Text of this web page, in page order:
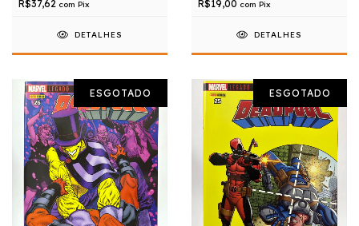
R$37,62 com Pix
DETALHES
R$19,00 com Pix
DETALHES
ESGOTADO ESGOTADO